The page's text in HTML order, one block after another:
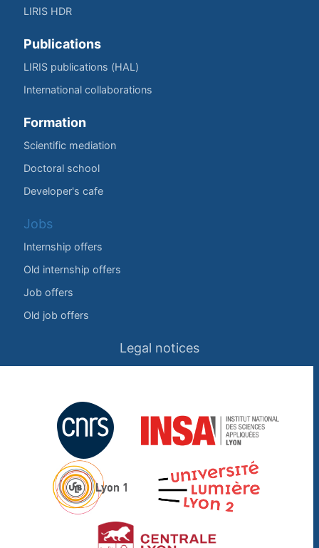
LIRIS HDR
Publications
LIRIS publications (HAL)
International collaborations
Formation
Scientific mediation
Doctoral school
Developer's cafe
Jobs
Internship offers
Old internship offers
Job offers
Old job offers
Legal notices